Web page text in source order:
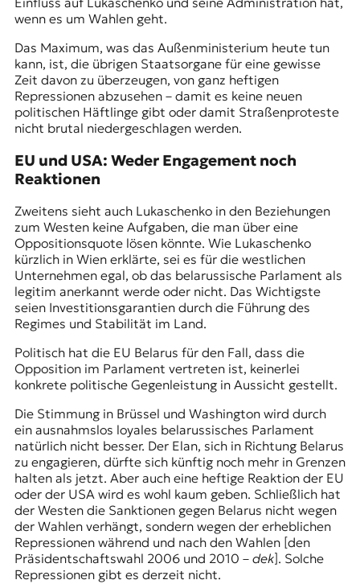
wenn es um Wahlen geht.
Das Maximum, was das Außenministerium heute tun
kann, ist, die übrigen Staatsorgane für eine gewisse
Zeit davon zu überzeugen, von ganz heftigen
Repressionen abzusehen – damit es keine neuen
politischen Häftlinge gibt oder damit Straßenproteste
nicht brutal niedergeschlagen werden.
EU und USA: Weder Engagement noch
Reaktionen
Zweitens sieht auch Lukaschenko in den Beziehungen
zum Westen keine Aufgaben, die man über eine
Oppositionsquote lösen könnte. Wie Lukaschenko
kürzlich in Wien erklärte, sei es für die westlichen
Unternehmen egal, ob das belarussische Parlament als
legitim anerkannt werde oder nicht. Das Wichtigste
seien Investitionsgarantien durch die Führung des
Regimes und Stabilität im Land.
Politisch hat die EU Belarus für den Fall, dass die
Opposition im Parlament vertreten ist, keinerlei
konkrete politische Gegenleistung in Aussicht gestellt.
Die Stimmung in Brüssel und Washington wird durch
ein ausnahmslos loyales belarussisches Parlament
natürlich nicht besser. Der Elan, sich in Richtung Belarus
zu engagieren, dürfte sich künftig noch mehr in Grenzen
halten als jetzt. Aber auch eine heftige Reaktion der EU
oder der USA wird es wohl kaum geben. Schließlich hat
der Westen die Sanktionen gegen Belarus nicht wegen
der Wahlen verhängt, sondern wegen der erheblichen
Repressionen während und nach den Wahlen [den
Präsidentschaftswahl 2006 und 2010 – dek]. Solche
Repressionen gibt es derzeit nicht.